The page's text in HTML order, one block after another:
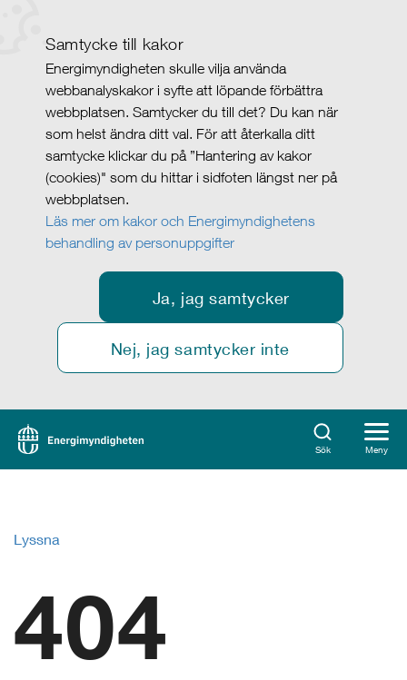
Samtycke till kakor
Energimyndigheten skulle vilja använda
webbanalyskakor i syfte att löpande förbättra
webbplatsen. Samtycker du till det? Du kan när
som helst ändra ditt val. För att återkalla ditt
samtycke klickar du på ”Hantering av kakor
(cookies)" som du hittar i sidfoten längst ner på
webbplatsen.
Läs mer om kakor och Energimyndighetens
behandling av personuppgifter
Ja, jag samtycker
Nej, jag samtycker inte
Sök Meny
Lyssna
404